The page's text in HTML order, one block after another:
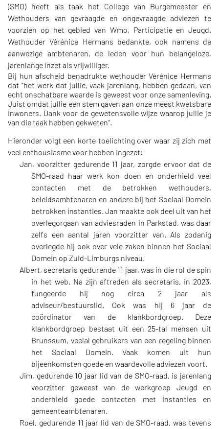
(SMO) heeft als taak het College van Burgemeester en
Wethouders van gevraagde en ongevraagde adviezen te
voorzien op het gebied van Wmo, Participatie en Jeugd.
Wethouder Vérénice Hermans bedankte, ook namens de
aanwezige ambtenaren, de leden voor hun belangeloze,
jarenlange inzet als vrijwilliger.
Bij hun afscheid benadrukte wethouder Vérénice Hermans
dat "het werk dat jullie, vaak jarenlang, hebben gedaan, van
echt onschatbare waarde is geweest voor onze samenleving.
Juist omdat jullie een stem gaven aan onze meest kwetsbare
inwoners. Dank voor de gewetensvolle wijze waarop jullie je
van die taak hebben gekweten".
Hieronder volgt een korte toelichting over waar zij zich met
veel enthousiasme voor hebben ingezet:
Jan, voorzitter gedurende 11 jaar, zorgde ervoor dat de
SMO-raad haar werk kon doen en onderhield veel
contacten met de betrokken wethouders,
beleidsambtenaren en andere bij het Sociaal Domein
betrokken instanties. Jan maakte ook deel uit van het
overlegorgaan van adviesraden in Parkstad, was daar
zelfs een aantal jaren voorzitter van. Als zodanig
overlegde hij ook over vele zaken binnen het Sociaal
Domein op Zuid-Limburgs niveau.
Albert, secretaris gedurende 11 jaar, was in die rol de spin
in het web. Na zijn aftreden als secretaris, in 2023,
fungeerde hij nog circa 2 jaar als
adviseur/bestuurslid. Ook was hij 6 jaar de
coördinator van de klankbordgroep. Deze
klankbordgroep bestaat uit een 25-tal mensen uit
Brunssum, veelal gebruikers van een regeling binnen
het Sociaal Domein. Vaak komen uit hun
bijeenkomsten goede en waardevolle adviezen voort.
Jim, gedurende 10 jaar lid van de SMO-raad, is jarenlang
voorzitter geweest van de werkgroep Jeugd en
onderhield goede contacten met instanties en
gemeenteambtenaren.
Roel, gedurende 11 jaar lid van de SMO-raad, was tevens